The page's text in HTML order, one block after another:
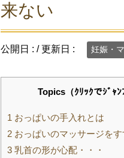
来ない
公開日 : / 更新日 : 妊娠・
Topics（ｸﾘｯｸでｼﾞｬﾝﾌ
1 おっぱいの手入れとは
2 おっぱいのマッサージを
3 乳首の形が心配・・・